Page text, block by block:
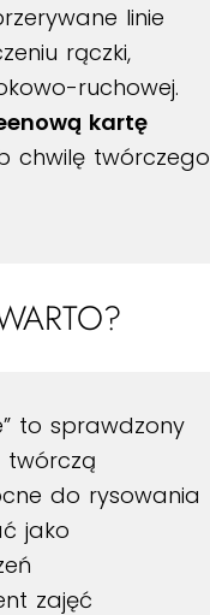
linie
rączki,
ruchowej.
kartę
chwilę twórczego
to sprawdzony
twórczą
do rysowania
jako
zajęć